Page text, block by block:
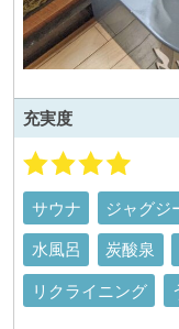
充実度
サウナ ジャグジ
水風呂 炭酸泉
リクライニング